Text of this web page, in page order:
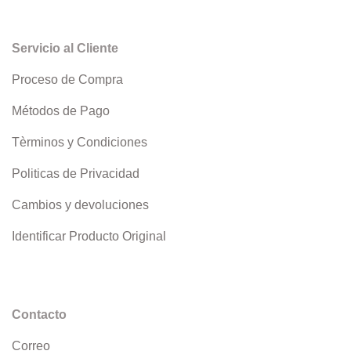
Servicio al Cliente
Proceso de Compra
Métodos de Pago
Tèrminos y Condiciones
Politicas de Privacidad
Cambios y devoluciones
Identificar Producto Original
Contacto
Correo